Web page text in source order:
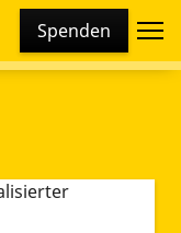
Spenden
Cookies und
und